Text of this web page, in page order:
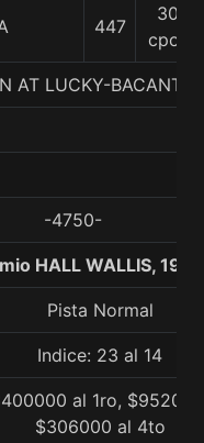
447
30
cpos
AT LUCKY-
-4750-
HALL WALLIS,
Pista Normal
Indice: 23 al 14
al 1ro,
$306000 al 4to